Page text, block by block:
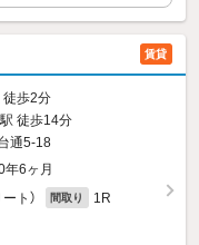
賃貸
徒歩2分
徒歩14分
通5-18
年6ヶ月
ト） 間取り 1R